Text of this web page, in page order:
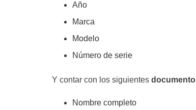
Año
Marca
Modelo
Número de serie
Y contar con los siguientes
Nombre completo